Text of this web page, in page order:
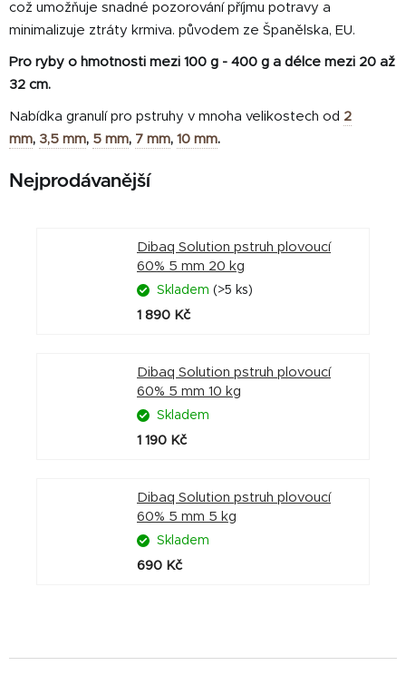
což umožňuje snadné pozorování příjmu potravy a
minimalizuje ztráty krmiva. původem ze Španělska, EU.
Pro ryby o hmotnosti mezi 100 g - 400 g a délce mezi 20 až
32 cm.
Nabídka granulí pro pstruhy v mnoha velikostech od 2
mm, 3,5 mm, 5 mm, 7 mm, 10 mm.
Nejprodávanější
Dibaq Solution pstruh plovoucí
60% 5 mm 20 kg
Skladem (>5 ks)
1 890 Kč
Dibaq Solution pstruh plovoucí
60% 5 mm 10 kg
Skladem
1 190 Kč
Dibaq Solution pstruh plovoucí
60% 5 mm 5 kg
Skladem
690 Kč